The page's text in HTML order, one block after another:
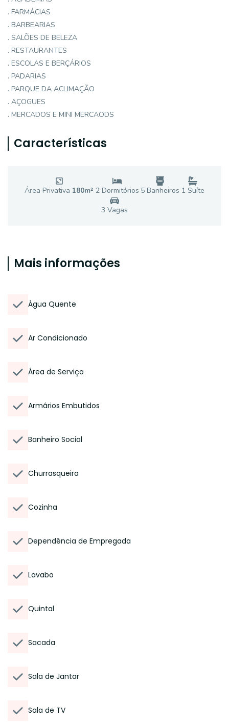
. FARMÁCIAS
. BARBEARIAS
. SALÕES DE BELEZA
. RESTAURANTES
. ESCOLAS E BERÇÁRIOS
. PADARIAS
. PARQUE DA ACLIMAÇÃO
. AÇOGUES
. MERCADOS E MINI MERCAODS
Características
Área Privativa 180m² 2Dormitórios 5 Banheiros 1 Suíte
3 Vagas
Mais informações
Água Quente
Ar Condicionado
Área de Serviço
Armários Embutidos
Banheiro Social
Churrasqueira
Cozinha
Dependência de Empregada
Lavabo
Quintal
Sacada
Sala de Jantar
Sala de TV